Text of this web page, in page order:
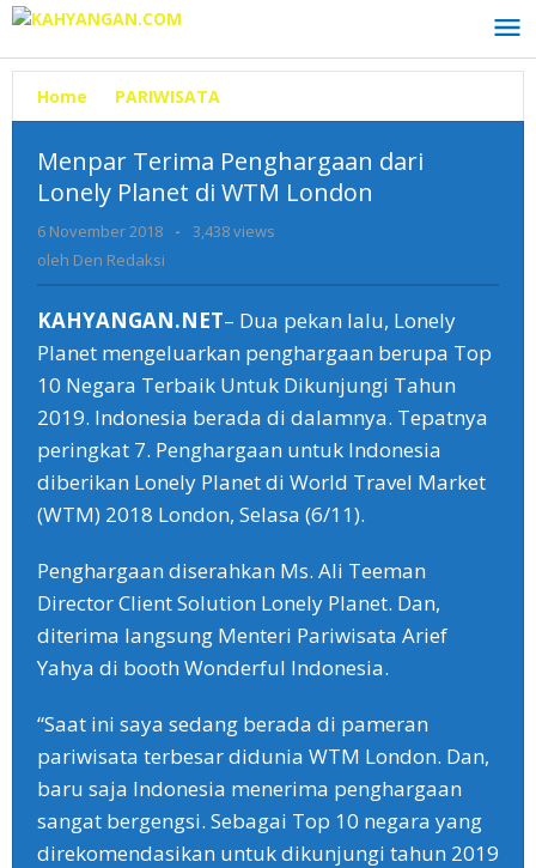
Lewati
konten
Home
PARIWISATA
Terima
Penghargaan
dari
Lonely
Planet
Menpar Terima Penghargaan dari
Lonely Planet di WTM London
6 November 2018
oleh
-
3,438 views
oleh Den Redaksi
KAHYANGAN.NET– Dua pekan lalu, Lonely
Planet mengeluarkan penghargaan berupa Top
10 Negara Terbaik Untuk Dikunjungi Tahun
2019. Indonesia berada di dalamnya. Tepatnya
peringkat 7. Penghargaan untuk Indonesia
diberikan Lonely Planet di World Travel Market
(WTM) 2018 London, Selasa (6/11).
Penghargaan diserahkan Ms. Ali Teeman
Director Client Solution Lonely Planet. Dan,
diterima langsung Menteri Pariwisata Arief
Yahya di booth Wonderful Indonesia.
“Saat ini saya sedang berada di pameran
pariwisata terbesar didunia WTM London. Dan,
baru saja Indonesia menerima penghargaan
sangat bergengsi. Sebagai Top 10 negara yang
direkomendasikan untuk dikunjungi tahun 2019